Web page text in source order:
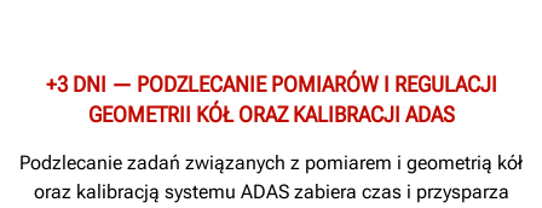
+3 DNI — PODZLECANIE POMIARÓW I REGULACJI
GEOMETRII KÓŁ ORAZ KALIBRACJI ADAS
Podzlecanie zadań związanych z pomiarem i geometrią kół
oraz kalibracją systemu ADAS zabiera czas i przysparza